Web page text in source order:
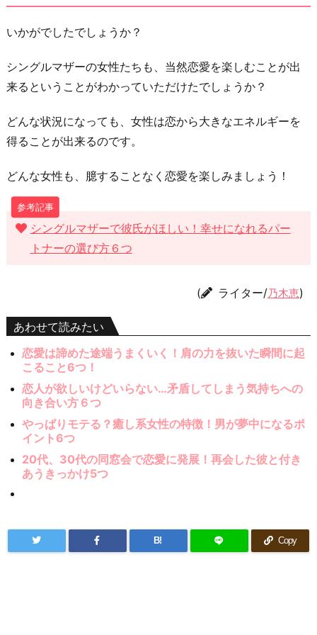
いかがでしたでしょうか？
シングルマザーの女性たちも、当然恋愛を楽しむことが出
来るということがわかっていただけたでしょうか？
どんな状況になっても、女性は恋から大きなエネルギーを
得ることが出来るのです。
どんな女性も、臆することなく恋愛を楽しみましょう！
シングルマザーで彼氏がほしい！幸せになれるパー
トナーの選び方６つ
( ライター/乃木恵)
あわせて読みたい
恋愛は諦めた途端うまくいく！肩の力を抜いた瞬間に起
こること6つ！
恋人が欲しいけどいらない…矛盾してしまう気持ちへの
向き合い方６つ
やっぱりモテる？癒し系女性の特徴！男が夢中になるポ
イント6つ
20代、30代の同窓会で恋愛に発展！再会した彼と付き
あうきっかけ5つ
B! Copy